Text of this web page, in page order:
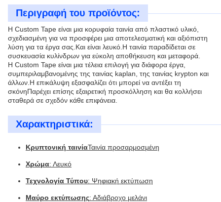
Περιγραφή του προϊόντος:
Η Custom Tape είναι μια κορυφαία ταινία από πλαστικό υλικό,
σχεδιασμένη για να προσφέρει μια αποτελεσματική και αξιόπιστη
λύση για τα έργα σας.Και είναι λευκό.Η ταινία παραδίδεται σε
συσκευασία κυλίνδρων για εύκολη αποθήκευση και μεταφορά.
Η Custom Tape είναι μια τέλεια επιλογή για διάφορα έργα,
συμπεριλαμβανομένης της ταινίας kaplan, της ταινίας krypton και
άλλων.Η επικάλυψη εξασφαλίζει ότι μπορεί να αντέξει τη
σκόνηΠαρέχει επίσης εξαιρετική προσκόλληση και θα κολλήσει
σταθερά σε σχεδόν κάθε επιφάνεια.
Χαρακτηριστικά:
Κρυπτονική ταινίαΤαινία προσαρμοσμένη
Χρώμα: Λευκό
Τεχνολογία Τύπου: Ψηφιακή εκτύπωση
Μαύρο εκτύπωσης: Αδιάβροχο μελάνι